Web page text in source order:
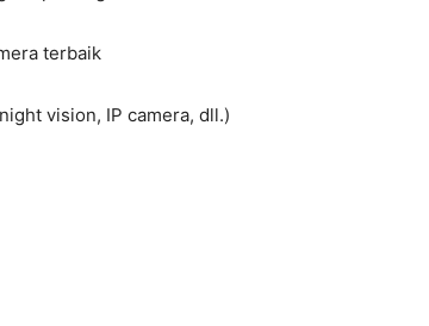
terbaik
vision, IP camera, dll.)